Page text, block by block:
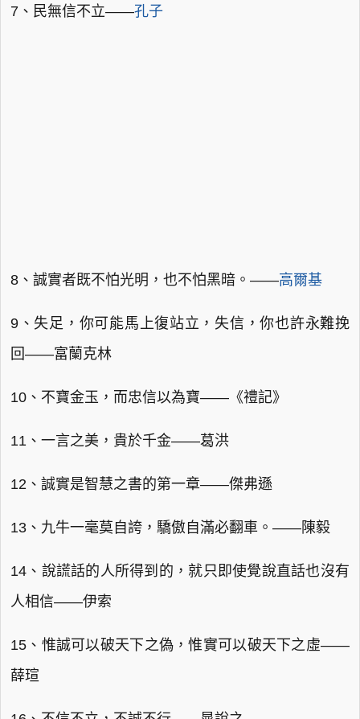
7、民無信不立——孔子
8、誠實者既不怕光明，也不怕黑暗。——高爾基
9、失足，你可能馬上復站立，失信，你也許永難挽
回——富蘭克林
10、不寶金玉，而忠信以為寶——《禮記》
11、一言之美，貴於千金——葛洪
12、誠實是智慧之書的第一章——傑弗遜
13、九牛一毫莫自誇，驕傲自滿必翻車。——陳毅
14、說謊話的人所得到的，就只即使覺說直話也沒有
人相信——伊索
15、惟誠可以破天下之偽，惟實可以破天下之虛——
薛瑄